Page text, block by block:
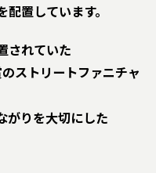
置しています。
されていた
ストリートファニチャ
がりを大切にした